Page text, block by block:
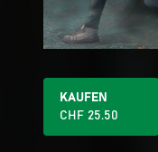
KAUFEN
CHF 25.50